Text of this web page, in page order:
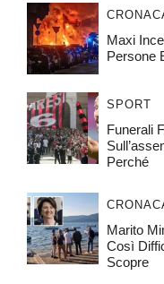
Maxi
Persone
SPORT
Funerali
Perché
Marito
Così
Scopre